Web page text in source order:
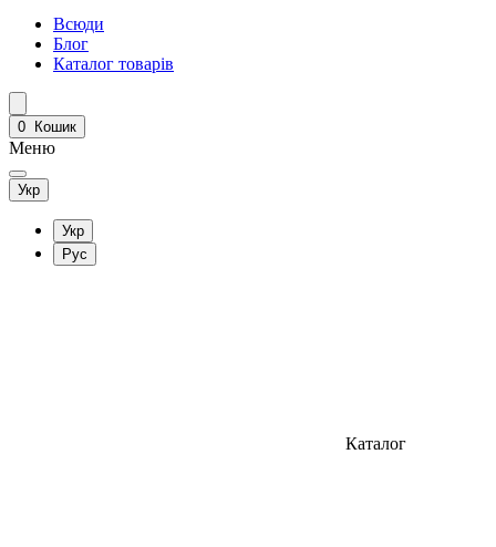
Всюди
Блог
Каталог товарів
0 Кошик
Меню
Укр
Укр
Рус
Каталог